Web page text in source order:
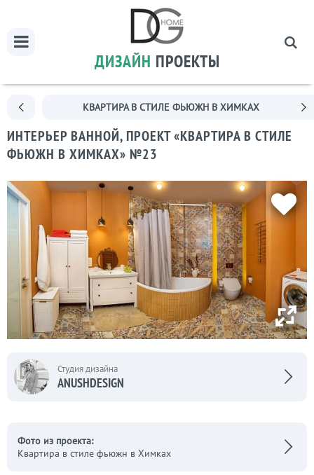
ДИЗАЙН ПРОЕКТЫ
КВАРТИРА В СТИЛЕ ФЬЮЖН В ХИМКАХ
ИНТЕРЬЕР ВАННОЙ, ПРОЕКТ «КВАРТИРА В СТИЛЕ
ФЬЮЖН В ХИМКАХ» №23
Студия дизайна
ANUSHDESIGN
Фото из проекта:
Квартира в стиле фьюжн в Химках